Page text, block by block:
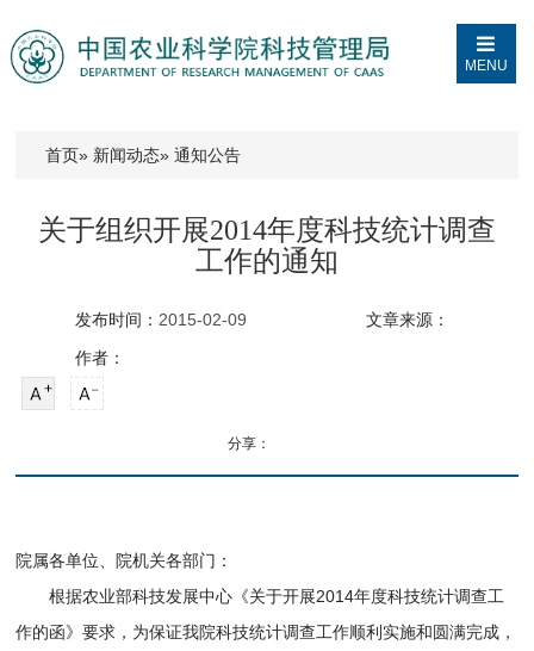
MENU
首页» 新闻动态» 通知公告
关于组织开展2014年度科技统计调查
工作的通知
发布时间： 2015-02-09
文章来源：
作者：
分享：
院属各单位、院机关各部门：
根据农业部科技发展中心《关于开展2014年度科技统计调查工
作的函》要求，为保证我院科技统计调查工作顺利实施和圆满完成，